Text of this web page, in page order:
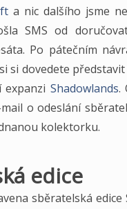
a nic dalšího jsme
SMS od
Po pátečním
si dovedete
expanzi Shadowlands.
o odeslání
kolektorku.
edice
sběratelská